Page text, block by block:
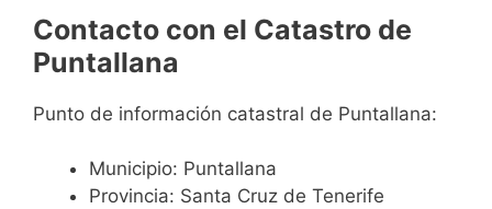
Contacto con el Catastro de
Puntallana
Punto de información catastral de Puntallana:
Municipio: Puntallana
Provincia: Santa Cruz de Tenerife